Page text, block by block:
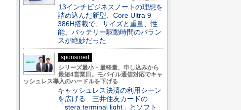
13インチビジネスノートの理想を
詰め込んだ新型、Core Ultra 9
386H搭載で、サイズと重量、性
能、バッテリー駆動時間のバラン
スが絶妙だった
sponsored
シリーズ最小・最軽量、申し込みから
最短4営業日。モバイル通信対応でキャ
ッシュレス導入のハードルを下げる
キャッシュレス決済の利用シーン
を広げる 三井住友カードの
「stera terminal light」とソフト